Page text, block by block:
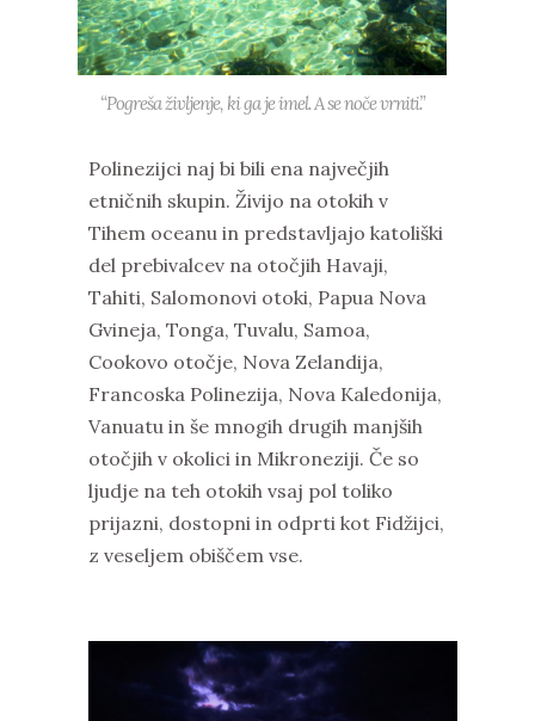
“Pogreša življenje, ki ga je imel. A se noče vrniti.”
Polinezijci naj bi bili ena največjih
etničnih skupin. Živijo na otokih v
Tihem oceanu in predstavljajo katoliški
del prebivalcev na otočjih Havaji,
Tahiti, Salomonovi otoki, Papua Nova
Gvineja, Tonga, Tuvalu, Samoa,
Cookovo otočje, Nova Zelandija,
Francoska Polinezija, Nova Kaledonija,
Vanuatu in še mnogih drugih manjših
otočjih v okolici in Mikroneziji. Če so
ljudje na teh otokih vsaj pol toliko
prijazni, dostopni in odprti kot Fidžijci,
z veseljem obiščem vse.